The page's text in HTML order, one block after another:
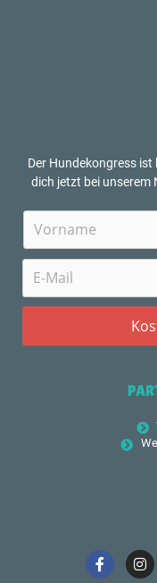
Der Hundekongress
dich jetzt bei unserem